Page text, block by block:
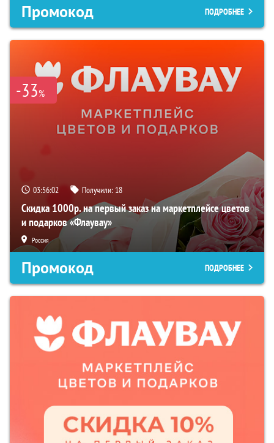
Промокод ПОДРОБНЕЕ
-33%
03:56:01 Получили: 18
Скидка 1000р. на первый заказ на маркетплейсе цветов
и подарков «Флаувау»
Россия
Промокод ПОДРОБНЕЕ